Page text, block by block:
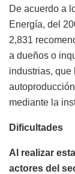
De acuerdo a
Energía, del
2,831
a dueños o
industrias, que
mediante la
Dificultades
Al realizar
actores del